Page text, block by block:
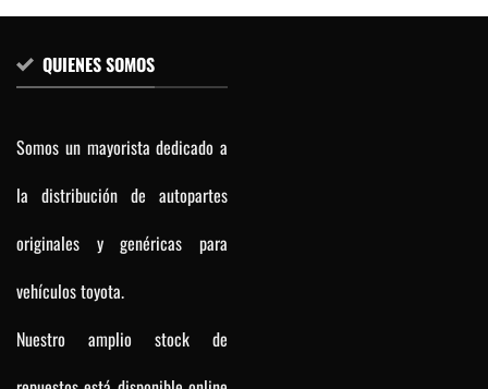
QUIENES SOMOS
Somos un mayorista dedicado a
la distribución de autopartes
originales y genéricas para
vehículos toyota.
Nuestro amplio stock de